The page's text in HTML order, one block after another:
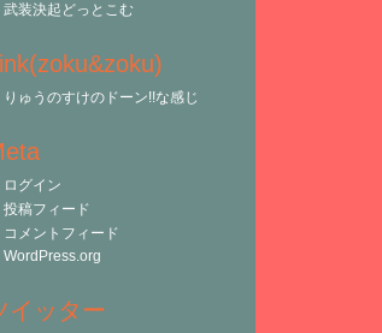
武装決起どっとこむ
りゅうのすけのドーン!!な感じ
ログイン
投稿フィード
コメントフィード
WordPress.org
イッター